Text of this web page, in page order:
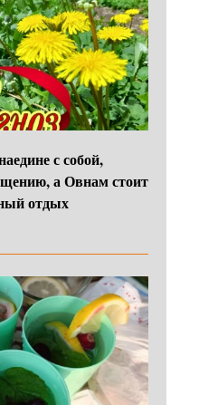
с собой,
а Овнам стоит
отдых